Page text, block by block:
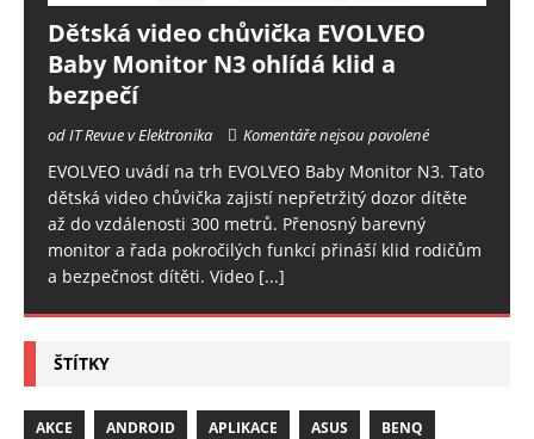
Dětská video chůvička EVOLVEO
Baby Monitor N3 ohlídá klid a
bezpečí
od IT Revue v Elektronika Komentáře nejsou povolené
EVOLVEO uvádí na trh EVOLVEO Baby Monitor N3. Tato
dětská video chůvička zajistí nepřetržitý dozor dítěte
až do vzdálenosti 300 metrů. Přenosný barevný
monitor a řada pokročilých funkcí přináší klid rodičům
a bezpečnost dítěti. Video [...]
ŠTÍTKY
AKCE ANDROID APLIKACE ASUS BENQ